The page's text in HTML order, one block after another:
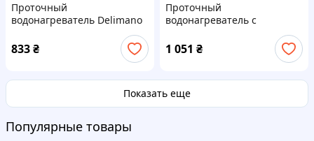
Проточный
водонагреватель Delimano
LCD дисплеем ∙ Нижнее
подключение ∙ Белый
833₴
Проточный
водонагреватель с
дисплеем Delimano RX-016 ∙
Хромированный металл
1 051 ₴
Показать еще
Популярные товары